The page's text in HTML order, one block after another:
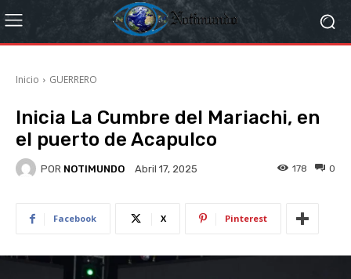
Inicio GUERRERO
Inicia La Cumbre del Mariachi, en
el puerto de Acapulco
POR NOTIMUNDO Abril 17, 2025 0
178
Facebook X Pinterest